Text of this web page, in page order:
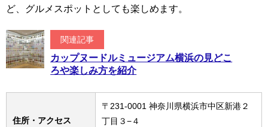
ど、グルメスポットとしても楽しめます。
関連記事
カップヌードルミュージアム横浜の見どこ
ろや楽しみ方を紹介
住所・アクセス
〒231-0001 神奈川県横浜市中区新港２
丁目３−４